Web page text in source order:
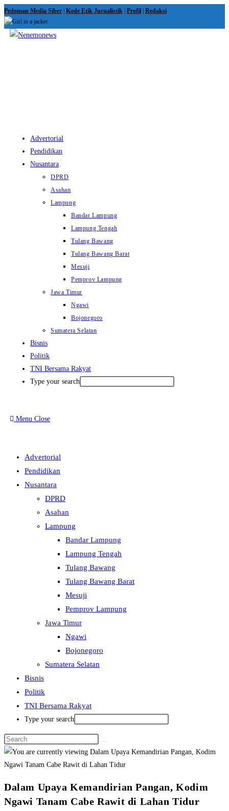
Skip
to
content
Pedoman Media Siber Kode Etik Jurnalistik Profil Redaksi
Advertorial
Pendidikan
Nusantara
DPRD
Asahan
Lampung
Bandar Lampung
Lampung Tengah
Tulang Bawang
Tulang Bawang Barat
Mesuji
Pemprov Lampung
Jawa Timur
Ngawi
Bojonegoro
Sumatera Selatan
Bisnis
Politik
TNI Bersama Rakyat
Type your search
Menu Close
Advertorial
Pendidikan
Nusantara
DPRD
Asahan
Lampung
Bandar Lampung
Lampung Tengah
Tulang Bawang
Tulang Bawang Barat
Mesuji
Pemprov Lampung
Jawa Timur
Ngawi
Bojonegoro
Sumatera Selatan
Bisnis
Politik
TNI Bersama Rakyat
Type your search
Dalam Upaya Kemandirian Pangan, Kodim
Ngawi Tanam Cabe Rawit di Lahan Tidur